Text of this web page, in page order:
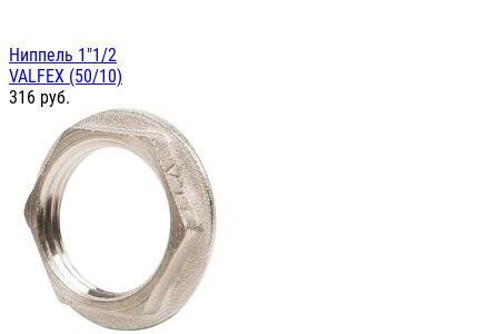
Ниппель 1"1/2
VALFEX (50/10)
316 руб.